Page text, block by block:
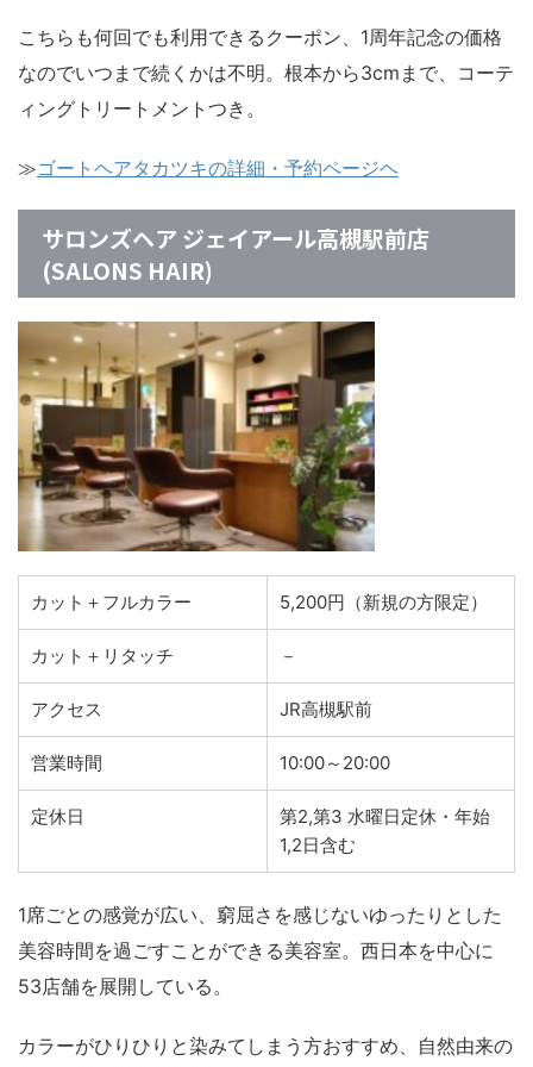
こちらも何回でも利用できるクーポン、1周年記念の価格
なのでいつまで続くかは不明。根本から3cmまで、コーテ
ィングトリートメントつき。
≫ゴートヘアタカツキの詳細・予約ページヘ
サロンズヘア ジェイアール高槻駅前店
(SALONS HAIR)
カット＋フルカラー 5,200円（新規の方限定）
カット＋リタッチ －
アクセス JR高槻駅前
営業時間 10:00～20:00
定休日
第2,第3 水曜日定休・年始
1,2日含む
1席ごとの感覚が広い、窮屈さを感じないゆったりとした
美容時間を過ごすことができる美容室。西日本を中心に
53店舗を展開している。
カラーがひりひりと染みてしまう方おすすめ、自然由来の